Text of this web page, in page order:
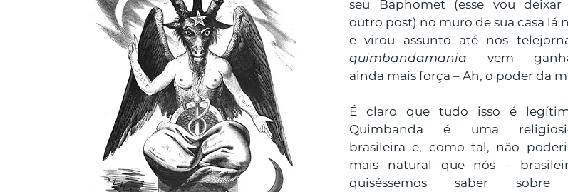
seu Baphomet (esse vou deixar
outro post) no muro de sua casa lá
quimbandamania vem
ainda mais força – Ah, o poder da
É claro que tudo isso é
Quimbanda é uma
brasileira e, como tal, não
mais natural que nós –
quiséssemos saber sobre